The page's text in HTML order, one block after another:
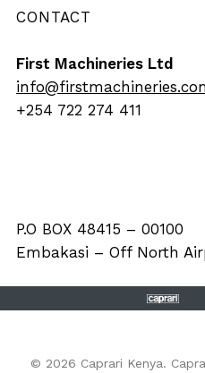
CONTACT
First Machineries Ltd
+254 722 274 411
P.O BOX 48415 – 00100
Embakasi – Off North
© 2026 Caprari Kenya.